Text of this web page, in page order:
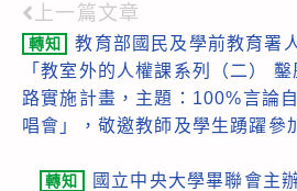
Read
more
articles
上一篇文章
轉知
教育部國民及學前教育署
「教室外的人權課系列（二）
路實施計畫，主題：100%言論
唱會」，敬邀教師及學生踴躍參
轉知
國立中央大學畢聯會主